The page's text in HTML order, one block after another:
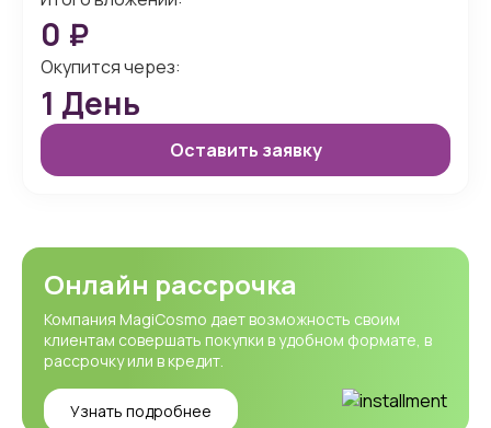
0 ₽
Окупится через:
1 День
Оставить заявку
Онлайн рассрочка
Компания MagiCosmo дает возможность своим
клиентам совершать покупки в удобном формате, в
рассрочку или в кредит.
Узнать подробнее